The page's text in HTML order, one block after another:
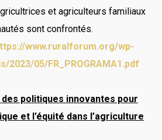
et agriculteurs familiaux
sont confrontés.
www.ruralforum.org/wp-
2023/05/FR_PROGRAMA1.pdf
politiques innovantes pour
et l’équité dans l’agriculture